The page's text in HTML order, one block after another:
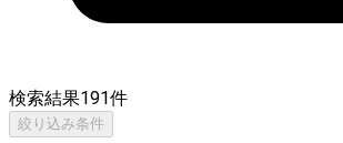
検索結果191件
絞り込み条件